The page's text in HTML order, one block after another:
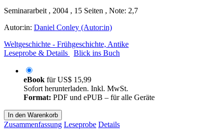
Seminararbeit , 2004 , 15 Seiten , Note: 2,7
Autor:in: Daniel Conley (Autor:in)
Weltgeschichte - Frühgeschichte, Antike
Leseprobe & Details
Blick ins Buch
eBook fürUS$ 15,99
Sofort herunterladen. Inkl. MwSt.
Format: PDF und ePUB – für alle Geräte
In den Warenkorb
Zusammenfassung Leseprobe Details